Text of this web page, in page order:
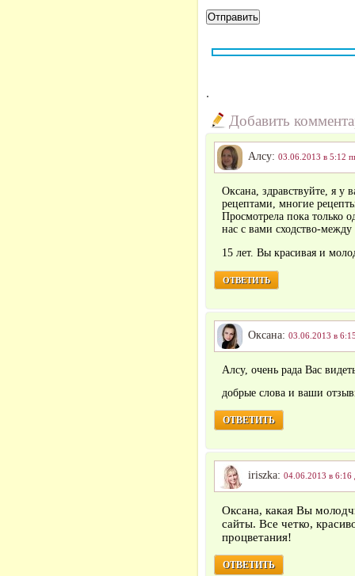
.
Добавить
Алсу: 03.06.2013 в 5:12
Оксана, здравствуйте, я
рецептами, многие
Просмотрела пока только
нас с вами сходство-
15 лет. Вы красивая и
ОТВЕТИТЬ
Оксана: 03.06.2013 в
Алсу, очень рада Вас
добрые слова и ваши
ОТВЕТИТЬ
iriszka: 04.06.2013 в 6:16
Оксана, какая Вы
сайты. Все четко,
процветания!
ОТВЕТИТЬ